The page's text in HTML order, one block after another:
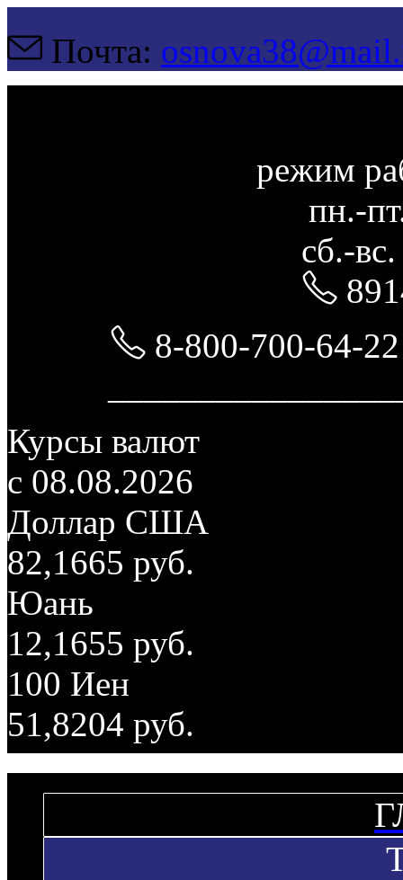
Почта:
режим
пн.-
сб.-
8-800-700-64-
Курсы валют
c 08.08.2026
Доллар США
82,1665 руб.
Юань
12,1655 руб.
100 Иен
51,8204 руб.